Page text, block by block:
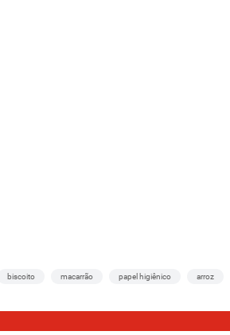
biscoito macarrão papel higiênico arroz